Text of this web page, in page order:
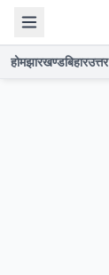
होमझारखण्डबिहार